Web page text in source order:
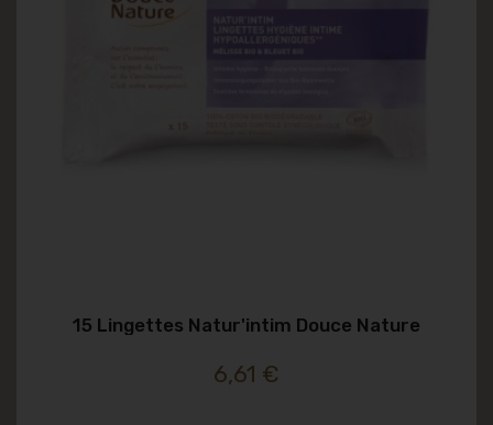
15 Lingettes Natur'intim Douce Nature
6,61 €